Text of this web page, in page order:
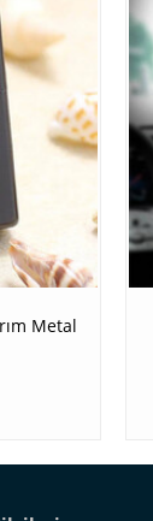
Metal